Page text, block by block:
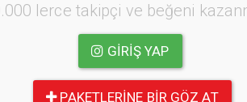
lerce takipçi ve beğeni
GIRIŞ YAP
PAKETLERINE BIR GÖZ AT